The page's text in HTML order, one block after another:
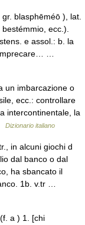
blasphēméō ), lat.
ecc.).
e assol.: b. la
…
un imbarcazione o
ecc.: controllare
intercontinentale, la
Dizionario italiano
in alcuni giochi d
dal banco o dal
ha sbancato il
1b. v.tr …
a ) 1. [chi